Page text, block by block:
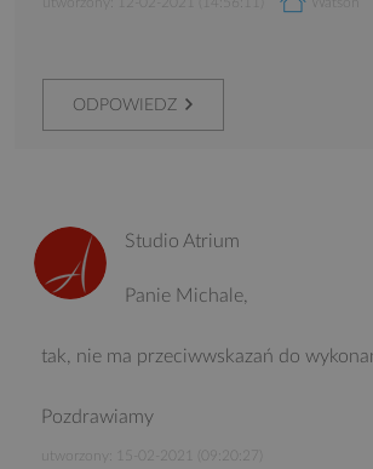
ODPOWIEDZ
Studio Atrium
Panie Michale,
tak, nie ma przeciwwskazań do
Pozdrawiamy
utworzony: 15-02-2021 (09:20:27)